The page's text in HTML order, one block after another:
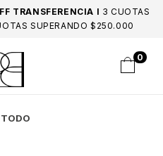
TRANSFERENCIA I 3 CUOTAS
SUPERANDO $250.000
0